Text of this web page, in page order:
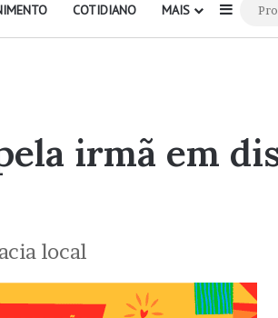
COTIDIANO MAIS
irmã em
local